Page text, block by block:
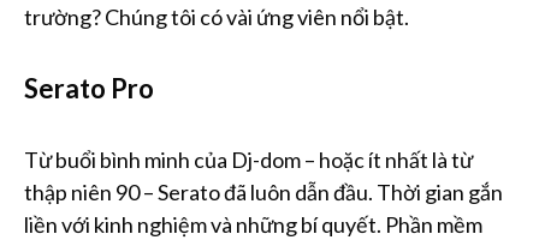
trường? Chúng tôi có vài ứng viên nổi bật.
Serato Pro
Từ buổi bình minh của Dj-dom – hoặc ít nhất là từ
thập niên 90 – Serato đã luôn dẫn đầu. Thời gian gắn
liền với kinh nghiệm và những bí quyết. Phần mềm